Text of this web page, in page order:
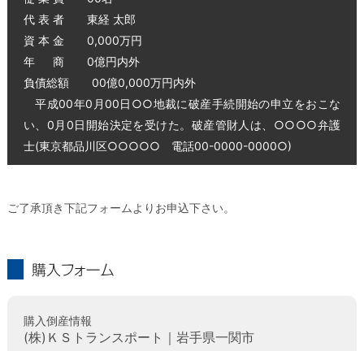
代 表 者 東経 太郎
資 本 金 0,000万円
年 商 0億円内外
負債総額 00億0,000万円内外
平成00年0月00日○○地裁に破産手続開始の申立をおこな
い、0月0日開始決定を受けた。破産管財人は、○○○○弁護
士(東京都品川区○○○○○ 電話00-0000-0000○)
ご了承頂き下記フォームよりお申込下さい。
購入倒産情報
(株)ＫＳトランスポート｜岩手県一関市